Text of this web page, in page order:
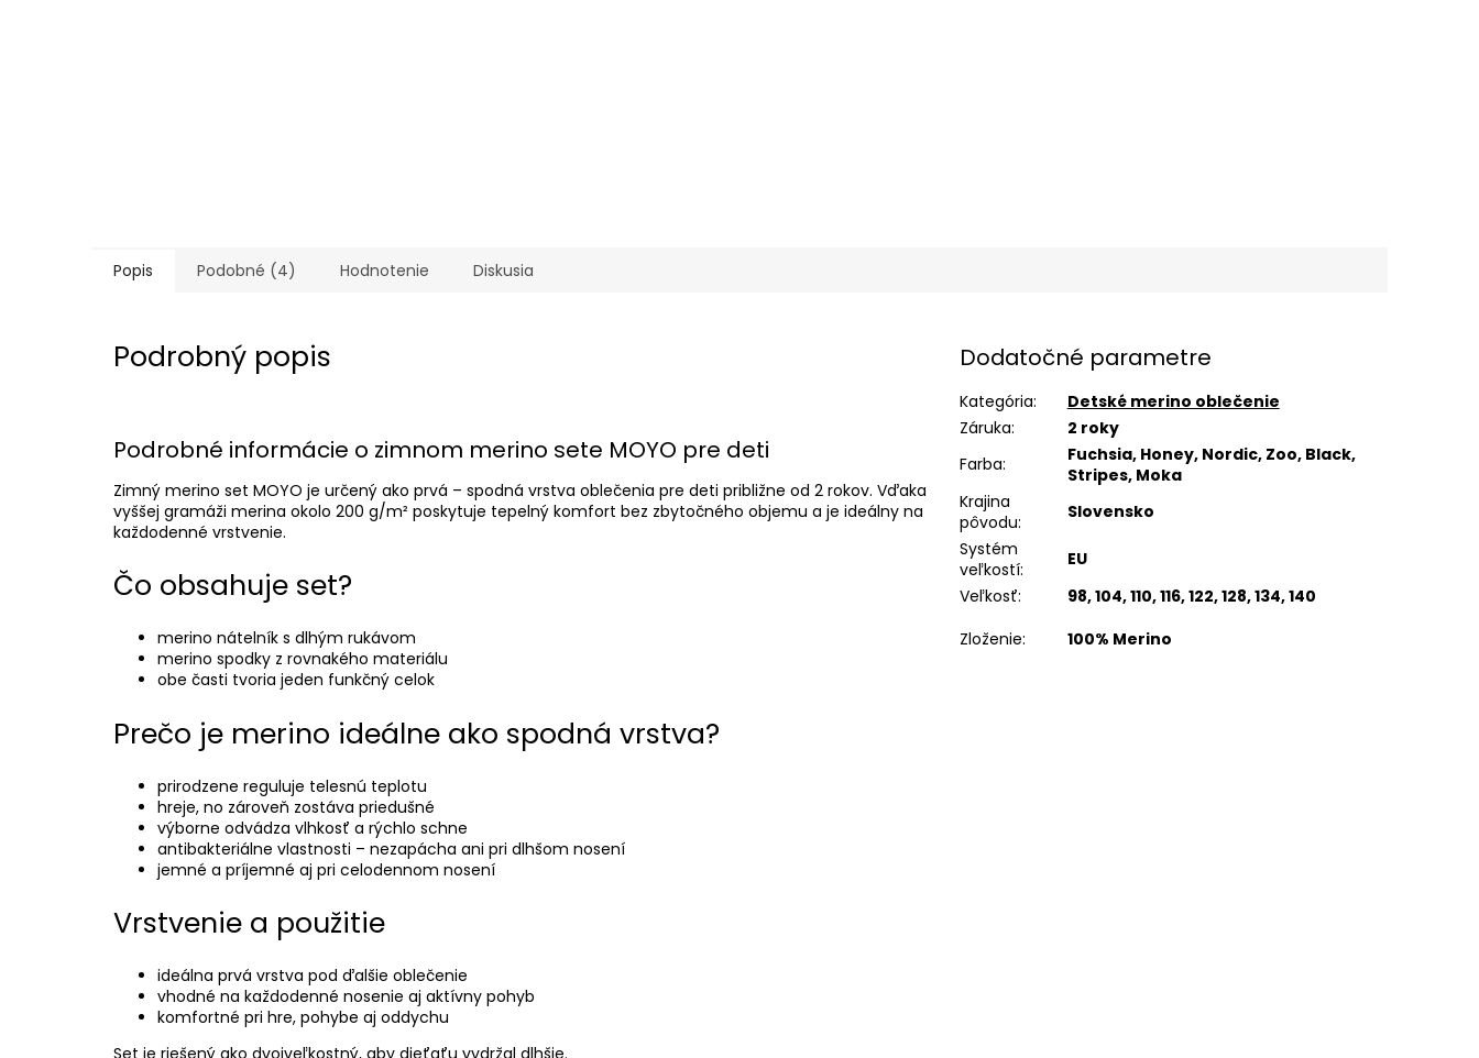
Popis Podobné (4) Hodnotenie Diskusia
Podrobný popis
Podrobné informácie o zimnom merino sete MOYO pre deti
Zimný merino set MOYO je určený ako prvá – spodná vrstva oblečenia pre deti približne od 2 rokov. Vďaka
vyššej gramáži merina okolo 200 g/m² poskytuje tepelný komfort bez zbytočného objemu a je ideálny na
každodenné vrstvenie.
Čo obsahuje set?
merino nátelník s dlhým rukávom
merino spodky z rovnakého materiálu
obe časti tvoria jeden funkčný celok
Prečo je merino ideálne ako spodná vrstva?
prirodzene reguluje telesnú teplotu
hreje, no zároveň zostáva priedušné
výborne odvádza vlhkosť a rýchlo schne
antibakteriálne vlastnosti – nezapácha ani pri dlhšom nosení
jemné a príjemné aj pri celodennom nosení
Vrstvenie a použitie
ideálna prvá vrstva pod ďalšie oblečenie
vhodné na každodenné nosenie aj aktívny pohyb
komfortné pri hre, pohybe aj oddychu
Dodatočné parametre
Kategória:
Detské merino oblečenie
Záruka:
2 roky
Farba:
Fuchsia, Honey, Nordic, Zoo, Black,
Stripes, Moka
Krajina
pôvodu:
Slovensko
Systém
veľkostí:
EU
Veľkosť:
98, 104, 110, 116, 122, 128, 134, 140
Zloženie: 100% Merino